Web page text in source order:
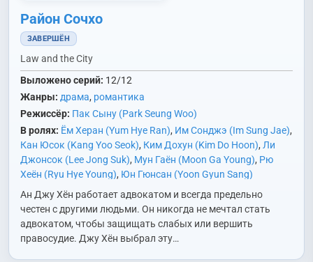
Район Сочхо
ЗАВЕРШЁН
Law and the City
Выложено серий: 12/12
Жанры: драма, романтика
Режиссёр: Пак Сыну (Park Seung Woo)
В ролях: Ём Херан (Yum Hye Ran), Им Сонджэ (Im Sung Jae),
Кан Юсок (Kang Yoo Seok), Ким Дохун (Kim Do Hoon), Ли
Джонсок (Lee Jong Suk), Мун Гаён (Moon Ga Young), Рю
Хеён (Ryu Hye Young), Юн Гюнсан (Yoon Gyun Sang)
Ан Джу Хён работает адвокатом и всегда предельно
честен с другими людьми. Он никогда не мечтал стать
адвокатом, чтобы защищать слабых или вершить
правосудие. Джу Хён выбрал эту…